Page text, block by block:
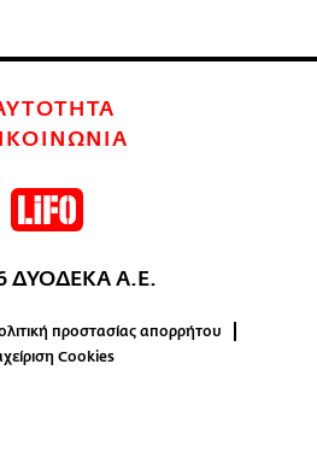
ΔΥΟΔΕΚΑ Α.Ε.
προστασίας απορρήτου
Cookies